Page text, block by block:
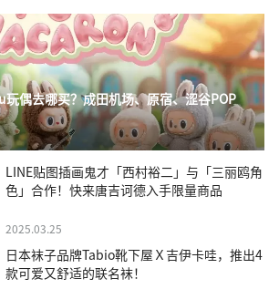
偶去哪买？成田机场、原宿、涩谷POP
LINE贴图插画鬼才「西村裕二」与「三丽鸥角
色」合作！快来唐吉诃德入手限量商品
2025.03.25
日本袜子品牌Tabio靴下屋Ｘ吉伊卡哇，推出4
款可爱又舒适的联名袜！